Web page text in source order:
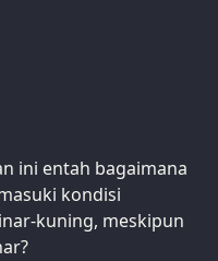
ini entah bagaimana
kondisi
kuning, meskipun